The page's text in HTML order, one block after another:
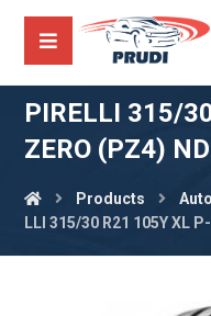
PIRELLI 315/
ZERO (PZ4)
Products
LLI 315/30 R21 105Y XL